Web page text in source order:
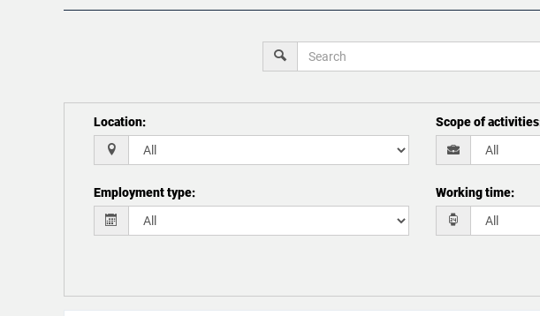
Location: Scope of activities
Employment type: Working time: